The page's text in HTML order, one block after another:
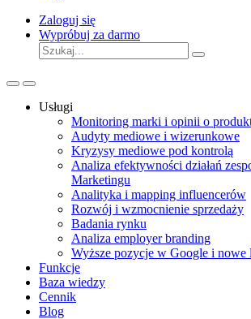
Zaloguj się
Wypróbuj za darmo
Usługi
Monitoring marki i opinii o
Audyty mediowe i wizerunkowe
Kryzysy mediowe pod kontrolą
Analiza efektywności działań
Marketingu
Analityka i mapping influencerów
Rozwój i wzmocnienie sprzedaży
Badania rynku
Analiza employer branding
Wyższe pozycje w Google i nowe
Funkcje
Baza wiedzy
Cennik
Blog